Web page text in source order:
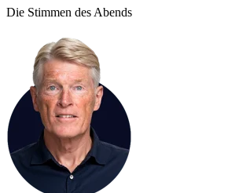
Die Stimmen des Abends